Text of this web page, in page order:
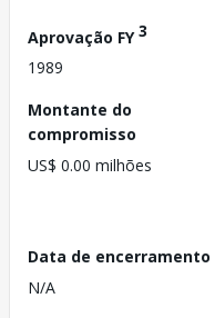
Aprovação FY3
1989
Montante do
compromisso
US$ 0.00 milhões
Data de encerramento
N/A